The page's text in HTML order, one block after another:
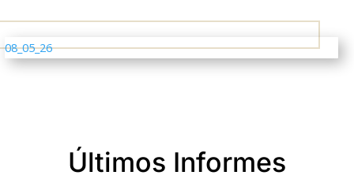
08_05_26
Últimos Informes